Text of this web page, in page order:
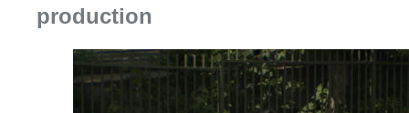
production